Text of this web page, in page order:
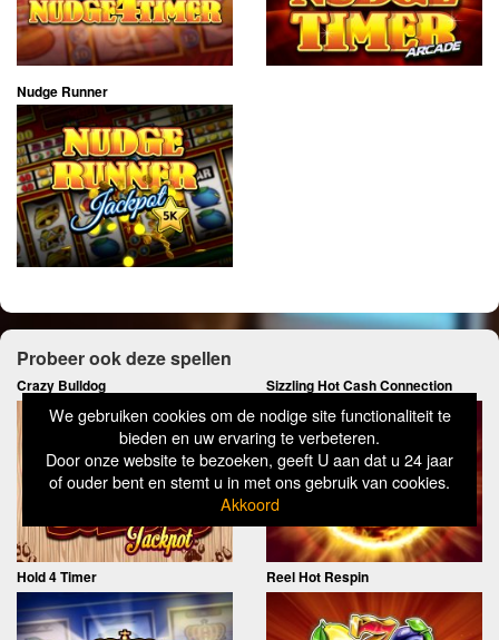
We gebruiken cookies om de nodige site functionaliteit te
bieden en uw ervaring te verbeteren.
Door onze website te bezoeken, geeft U aan dat u 24 jaar
of ouder bent en stemt u in met ons gebruik van cookies.
Akkoord
Nudge Runner
Probeer ook deze spellen
Crazy Bulldog Sizzling Hot Cash Connection
Hold 4 Timer Reel Hot Respin